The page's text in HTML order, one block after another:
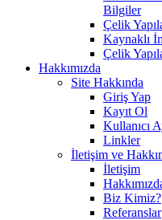
Bilgiler
Çelik
Kaynaklı
Çelik
Hakkımızda
Site Hakkında
Giriş Yap
Kayıt Ol
Kullanıcı
Linkler
İletişim ve
İletişim
Biz Kimiz?
Referanslar